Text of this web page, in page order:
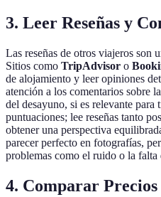
3. Leer Reseñas y
Las reseñas de otros viajeros son
Sitios como TripAdvisor o
de alojamiento y leer opiniones
atención a los comentarios sobre
del desayuno, si es relevante para
puntuaciones; lee reseñas tanto
obtener una perspectiva
parecer perfecto en fotografías,
problemas como el ruido o la falta
4. Comparar